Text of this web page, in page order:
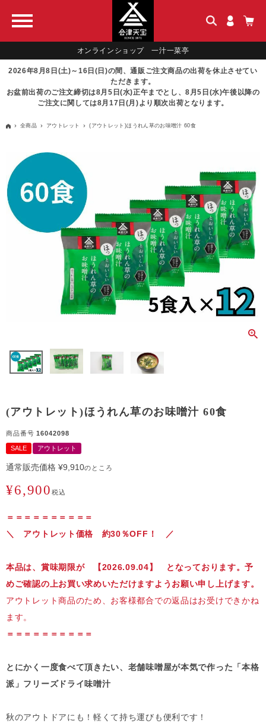
オンラインショップ 一汁一菜亭
2026年8月8日(土)～16日(日)の間、通販ご注文商品の出荷を休止させてい
ただきます。
お盆前出荷のご注文締切は8月5日(水)正午までとし、8月5日(水)午後以降の
ご注文に関しては8月17日(月)より順次出荷となります。
全商品 アウトレット (アウトレット)ほうれん草のお味噌汁 60食
(アウトレット)ほうれん草のお味噌汁 60食
商品番号 16042098
SALE アウトレット
通常販売価格 ¥9,910のところ
¥6,900税込
＝＝＝＝＝＝＝＝＝＝
＼ アウトレット価格 約30％OFF！ ／
本品は、賞味期限が 【2026.09.04】 となっております。予
めご確認の上お買い求めいただけますようお願い申し上げます。
アウトレット商品のため、お客様都合での返品はお受けできかね
ます。
＝＝＝＝＝＝＝＝＝＝
とにかく一度食べて頂きたい、老舗味噌屋が本気で作った「本格
派」フリーズドライ味噌汁
秋のアウトドアにも！軽くて持ち運びも便利です！